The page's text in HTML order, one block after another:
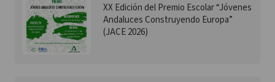
XX Edición del Premio Escolar “Jóvenes
Andaluces Construyendo Europa”
(JACE 2026)